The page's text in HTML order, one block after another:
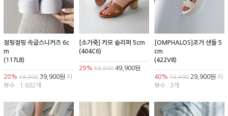
점핑점핑 속굽스니커즈 6c
m
(117L8)
20% 49,900 39,900원 리
뷰수 : 1,682개
[소가죽] 카모 슬리퍼 5cm
(404C6)
29% 69,90049,900원
[OMPHALOS]조거 샌들 5
cm
(422V8)
40% 49,90029,900원 리
뷰수 : 3개